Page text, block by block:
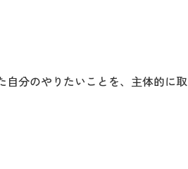
分のやりたいことを、主体的に取